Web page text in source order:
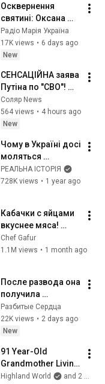
Осквернення
святині: Оксана
Дмитерко про
шокуючі події в
Меджугор’ї
Радіо Марія Україна
17K views • 6 days ago
New
СЕНСАЦІЙНА заява
Путіна по "СВО"!
Росіяни БЛАГАЮТЬ
ЗСУ не бити по
Росії. Новини 6
Соляр News
564 views • 4 hours ago
New
Чому в Україні досі
моляться
російським
царям?
РЕАЛЬНА ІСТОРІЯ
728K views • 1 year ago
Кабачки с яйцами
вкуснее мяса!
Мало кто знает
секрет! Бабушка
Chef Gafur
1.1M views • 1 month ago
После развода она
получила
миллионы — на
свадьбе бывшего
мужа его сестра
Разбитые Сердца
22K views • 2 days ago
New
91 Year-Old
Grandmother Living
Alone In A Mountain
Highland World
and 2 more